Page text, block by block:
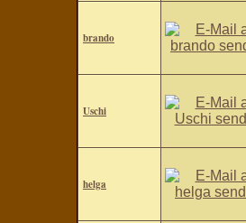
brando
Uschi
helga